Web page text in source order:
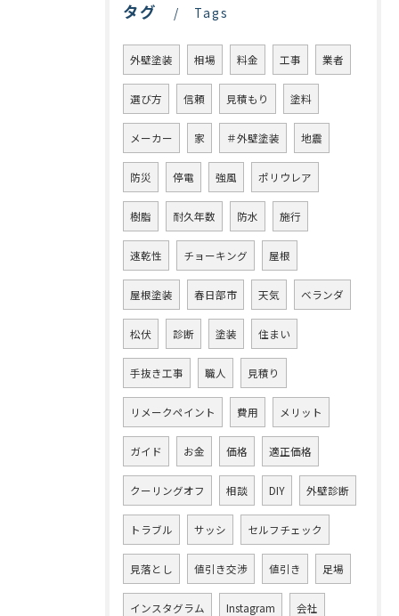
タグ Tags
外壁塗装 相場 料金 工事 業者
選び方 信頼 見積もり 塗料
メーカー 家 ＃外壁塗装 地震
防災 停電 強風 ポリウレア
樹脂 耐久年数 防水 施行
速乾性 チョーキング 屋根
屋根塗装 春日部市 天気 ベランダ
松伏 診断 塗装 住まい
手抜き工事 職人 見積り
リメークペイント 費用 メリット
ガイド お金 価格 適正価格
クーリングオフ 相談 DIY 外壁診断
トラブル サッシ セルフチェック
見落とし 値引き交渉 値引き 足場
インスタグラム Instagram 会社